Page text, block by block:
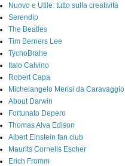
Nuovo e Utile: tutto sulla creatività
Serendip
The Beatles
Tim Berners Lee
TychoBrahe
Italo Calvino
Robert Capa
Michelangelo Merisi da Caravaggio
About Darwin
Fortunato Depero
Thomas Alva Edison
Albert Einstein fan club
Maurits Cornelis Escher
Erich Fromm